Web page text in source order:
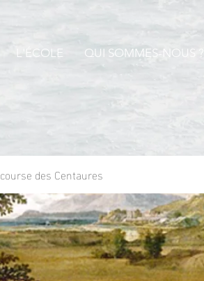
L'ÉCOLE QUI SOMMES-NOUS ?
des Centaures